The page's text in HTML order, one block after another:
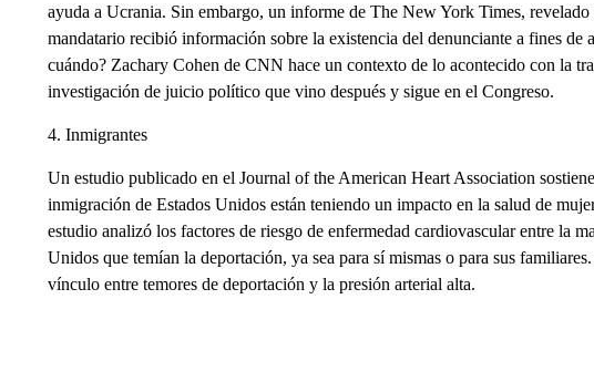
ayuda a Ucrania. Sin embargo, un informe de The New York Times, revelado
mandatario recibió información sobre la existencia del denunciante a fines de
cuándo? Zachary Cohen de CNN hace un contexto de lo acontecido con la
investigación de juicio político que vino después y sigue en el Congreso.
4. Inmigrantes
Un estudio publicado en el Journal of the American Heart Association
inmigración de Estados Unidos están teniendo un impacto en la salud de
estudio analizó los factores de riesgo de enfermedad cardiovascular entre la
Unidos que temían la deportación, ya sea para sí mismas o para sus
vínculo entre temores de deportación y la presión arterial alta.